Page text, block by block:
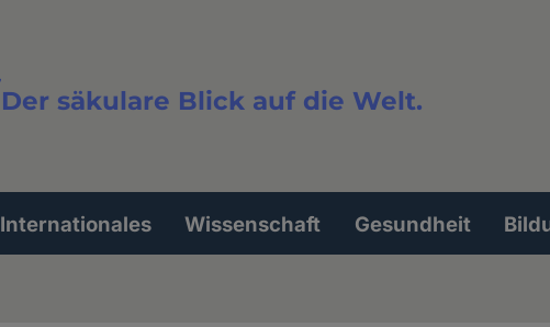
Der säkulare Blick auf die Welt.
Volltextsuche
Internationales Wissenschaft Gesundheit